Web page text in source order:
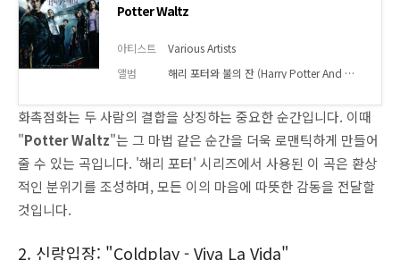
Potter Waltz
아티스트
Various Artists
앨범
해리 포터와 불의 잔 (Harry Potter And The Goblet Of Fire) OST
화촉점화는 두 사람의 결합을 상징하는 중요한 순간입니다. 이때
"Potter Waltz"는 그 마법 같은 순간을 더욱 로맨틱하게 만들어
줄 수 있는 곡입니다. '해리 포터' 시리즈에서 사용된 이 곡은 환상
적인 분위기를 조성하며, 모든 이의 마음에 따뜻한 감동을 전달할
것입니다.
2. 신랑입장: "Coldplay - Viva La Vida"